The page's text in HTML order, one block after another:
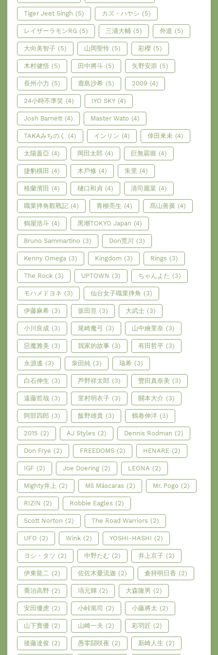
Tiger Jeet Singh (5) カズ・ハヤシ (5)
レイザーラモンRG (5) 三浦大輔 (5) 外道 (5)
大向美智子 (5) 山岡聖怜 (5) 彩櫻 (5)
木村健悟 (5) 田中將斗 (5) 矢野安崇 (5)
長州小力 (5) 鹿島沙希 (5) 2009 (4)
24小時不準笑 (4) IYO SKY (4)
Josh Barnett (4) Master Wato (4)
TAKAみちのく (4) インリン (4) 倖田來未 (4)
太陽蓋亞 (4) 岡田太郎 (4) 巨無霸堀 (4)
捷豹橫田 (4) 木戶修 (4) 朱里 (4)
格蘭濱田 (4) 樋口和貞 (4) 清司麗菜 (4)
職業摔角觀戰記 (4) 青柳亮生 (4) 髙山善廣 (4)
鶴屋浩斗 (4) 黑潮TOKYO Japan (4)
Bruno Sammartino (3) Don荒川 (3)
Kenny Omega (3) Kingdom (3) Rings (3)
The Rock (3) UPTOWN (3) ちゃんよた (3)
モハメドヨネ (3) 仙台女子職業摔角 (3)
伊藤麻希 (3) 坂田亘 (3) 大武士 (3)
小川良成 (3) 尾崎魔弓 (3) 山中繪里奈 (3)
惡魔雅美 (3) 我家的故事 (3) 有田哲平 (3)
永源遙 (3) 泉田純 (3) 瑞希 (3)
白石伸生 (3) 芦野祥太郎 (3) 豐田真奈美 (3)
遠藤哲哉 (3) 里村明衣子 (3) 關本大介 (3)
阿部四郎 (3) 飯野雄貴 (3) 鶴卷伸洋 (3)
2015 (2) AJ Styles (2) Dennis Rodman (2)
Don Frye (2) FREEDOMS (2) HENARE (2)
IGF (2) Joe Doering (2) LEONA (2)
Mighty井上 (2) Mil Máscaras (2) Mr. Pogo (2)
RIZIN (2) Robbie Eagles (2)
Scott Norton (2) The Road Warriors (2)
UFO (2) Wink (2) YOSHI-HASHI (2)
ヨシ・タツ (2) 中野たむ (2) 井上京子 (2)
伊東龍二 (2) 佐佐木憂流迦 (2) 倉持明日香 (2)
喬治高野 (2) 塙元輝 (2) 大森隆男 (2)
安田優虎 (2) 小峠篤司 (2) 小藤將太 (2)
山下實優 (2) 山崎一夫 (2) 彩羽匠 (2)
後藤達俊 (2) 愚零闘咲夜 (2) 新崎人生 (2)